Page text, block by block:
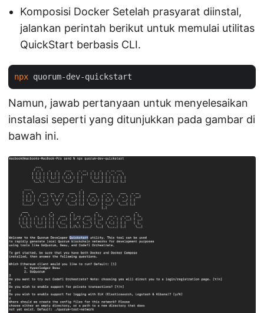
Komposisi Docker Setelah prasyarat diinstal,
jalankan perintah berikut untuk memulai utilitas
QuickStart berbasis CLI.
npx
Namun, jawab pertanyaan untuk menyelesaikan
instalasi seperti yang ditunjukkan pada gambar di
bawah ini.